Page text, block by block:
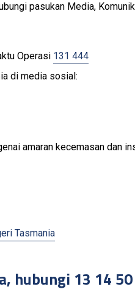
pasukan Media,
Operasi 131 444
di media sosial:
amaran kecemasan dan
Tasmania
hubungi 13 14 50